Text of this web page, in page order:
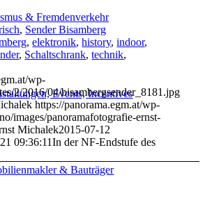
& Fremdenverkehr
Events, Incentives
& Bauträger
, Sender Bisamberg
,elektronik,history,indoor,
, Schaltschrank,technik,
wp-
2/2016/04/bisambergsender_8181.jpg
https://panorama.egm.at/wp-
images/panoramafotografie-ernst-
Michalek2015-07-12
09:36:11In der NF-Endstufe des